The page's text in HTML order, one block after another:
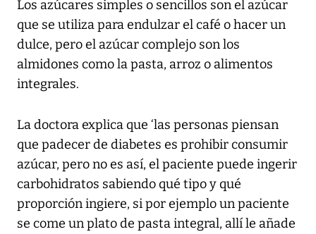
Los azúcares simples o sencillos son el azúcar
que se utiliza para endulzar el café o hacer un
dulce, pero el azúcar complejo son los
almidones como la pasta, arroz o alimentos
integrales.
La doctora explica que ‘las personas piensan
que padecer de diabetes es prohibir consumir
azúcar, pero no es así, el paciente puede ingerir
carbohidratos sabiendo qué tipo y qué
proporción ingiere, si por ejemplo un paciente
se come un plato de pasta integral, allí le añade